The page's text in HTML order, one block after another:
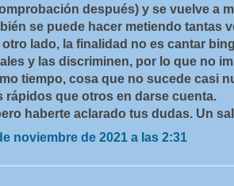
después) y se vuelve a
se puede hacer metiendo tantas
otro lado, la finalidad no es cantar
y las discriminen, por lo que no
tiempo, cosa que no sucede casi
rápidos que otros en darse cuenta.
haberte aclarado tus dudas. Un
noviembre de 2021 a las 2:31